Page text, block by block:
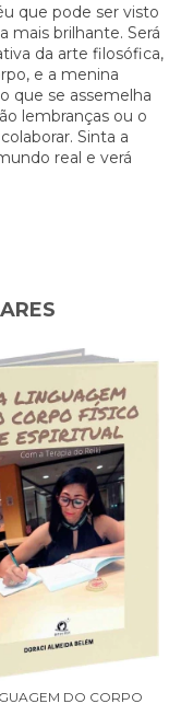
que pode ser visto
mais brilhante. Será
da arte filosófica,
e a menina
que se assemelha
lembranças ou o
Sinta a
real e verá
DO CORPO